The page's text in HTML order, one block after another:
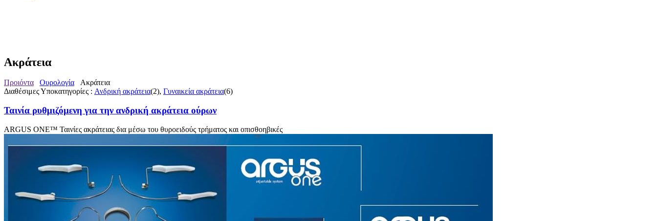
Ακράτεια
Προιόντα Ουρολογία
Ακράτεια
Διαθέσιμες Υποκατηγορίες : Ανδρική ακράτεια(2), Γυναικεία ακράτεια(6)
Ταινία ρυθμιζόμενη για την ανδρική ακράτεια ούρων
ARGUS ONE™ Ταινίες ακράτειας δια μέσω του θυροειδούς τρήματος και οπισθοηβικές